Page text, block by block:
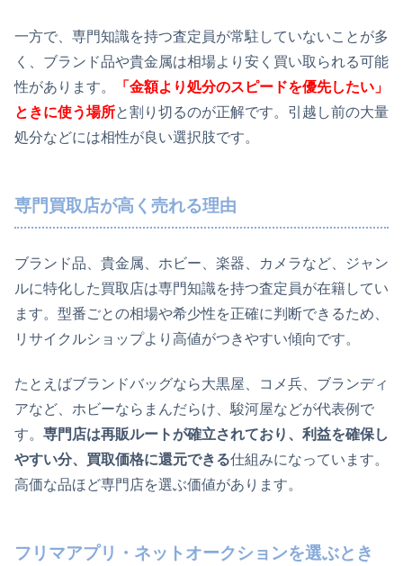
一方で、専門知識を持つ査定員が常駐していないことが多
く、ブランド品や貴金属は相場より安く買い取られる可能
性があります。
「金額より処分のスピードを優先したい」
ときに使う場所と割り切るのが正解です。引越し前の大量
処分などには相性が良い選択肢です。
専門買取店が高く売れる理由
ブランド品、貴金属、ホビー、楽器、カメラなど、ジャン
ルに特化した買取店は専門知識を持つ査定員が在籍してい
ます。型番ごとの相場や希少性を正確に判断できるため、
リサイクルショップより高値がつきやすい傾向です。
たとえばブランドバッグなら大黒屋、コメ兵、ブランディ
アなど、ホビーならまんだらけ、駿河屋などが代表例で
す。 専門店は再販ルートが確立されており、利益を確保し
やすい分、買取価格に還元できる仕組みになっています。
高価な品ほど専門店を選ぶ価値があります。
フリマアプリ・ネットオークションを選ぶとき